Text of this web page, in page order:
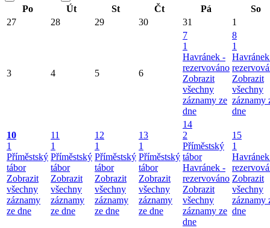
Po
Út St Čt Pá
So
27
28 29 30 31 1
3 4 5 6
7
1
Havránek -
rezervováno
Zobrazit
všechny
záznamy ze
dne
8
1
Zobrazit
všechny
záznamy
dne
10
1
Příměstský
tábor
Zobrazit
všechny
záznamy
ze dne
11
1
Příměstský
tábor
Zobrazit
všechny
záznamy
ze dne
12
1
Příměstský
tábor
Zobrazit
všechny
záznamy
ze dne
13
1
Příměstský
tábor
Zobrazit
všechny
záznamy
ze dne
14
2
Příměstský
tábor
Havránek -
rezervováno
Zobrazit
všechny
záznamy ze
dne
15
1
Zobrazit
všechny
záznamy
dne